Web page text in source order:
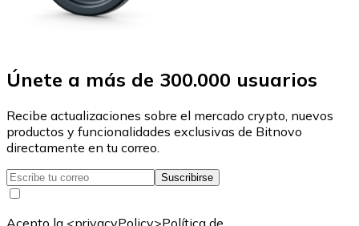
Únete a más de 300.000 usuarios
Recibe actualizaciones sobre el mercado crypto, nuevos
productos y funcionalidades exclusivas de Bitnovo
directamente en tu correo.
Suscribirse
Acepto la <privacyPolicy>Política de